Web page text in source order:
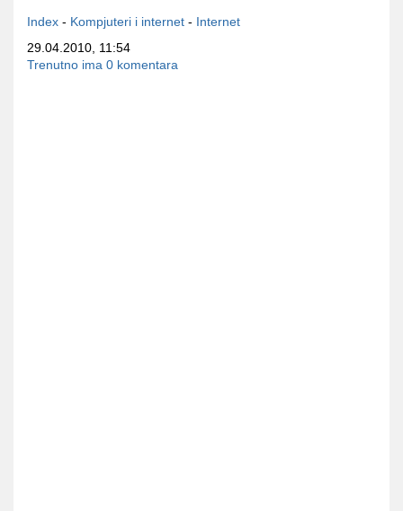
Index - Kompjuteri i internet - Internet
29.04.2010, 11:54
Trenutno ima 0 komentara